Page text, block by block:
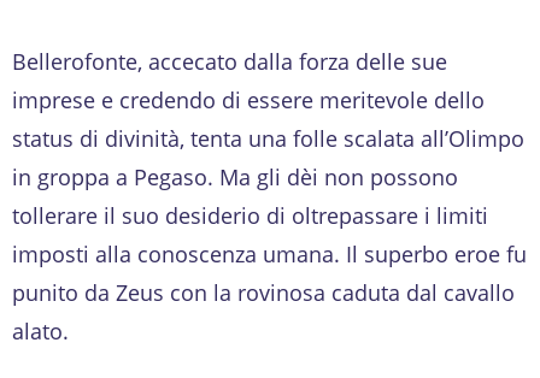
Bellerofonte, accecato dalla forza delle sue
imprese e credendo di essere meritevole dello
status di divinità, tenta una folle scalata all’Olimpo
in groppa a Pegaso. Ma gli dèi non possono
tollerare il suo desiderio di oltrepassare i limiti
imposti alla conoscenza umana. Il superbo eroe fu
punito da Zeus con la rovinosa caduta dal cavallo
alato.